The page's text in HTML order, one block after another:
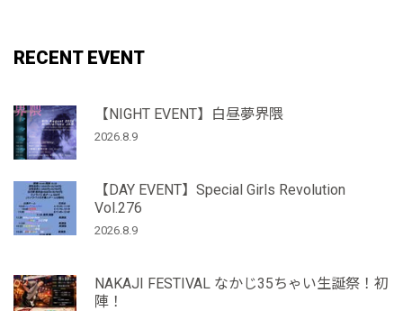
RECENT EVENT
【NIGHT EVENT】白昼夢界隈
2026.8.9
【DAY EVENT】Special Girls Revolution
Vol.276
2026.8.9
NAKAJI FESTIVAL なかじ35ちゃい生誕祭！初
陣！